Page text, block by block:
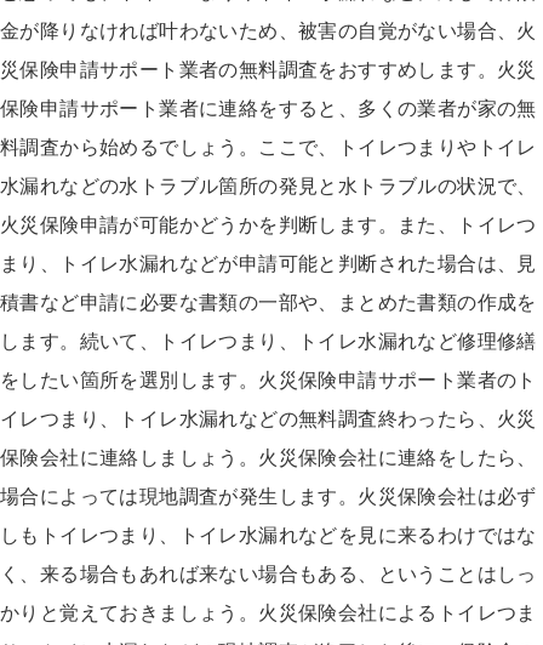
金が降りなければ叶わないため、被害の自覚がない場合、火
災保険申請サポート業者の無料調査をおすすめします。火災
保険申請サポート業者に連絡をすると、多くの業者が家の無
料調査から始めるでしょう。ここで、トイレつまりやトイレ
水漏れなどの水トラブル箇所の発見と水トラブルの状況で、
火災保険申請が可能かどうかを判断します。また、トイレつ
まり、トイレ水漏れなどが申請可能と判断された場合は、見
積書など申請に必要な書類の一部や、まとめた書類の作成を
します。続いて、トイレつまり、トイレ水漏れなど修理修繕
をしたい箇所を選別します。火災保険申請サポート業者のト
イレつまり、トイレ水漏れなどの無料調査終わったら、火災
保険会社に連絡しましょう。火災保険会社に連絡をしたら、
場合によっては現地調査が発生します。火災保険会社は必ず
しもトイレつまり、トイレ水漏れなどを見に来るわけではな
く、来る場合もあれば来ない場合もある、ということはしっ
かりと覚えておきましょう。火災保険会社によるトイレつま